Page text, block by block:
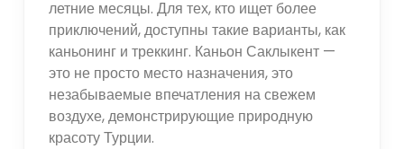
летние месяцы. Для тех, кто ищет более
приключений, доступны такие варианты, как
каньонинг и треккинг. Каньон Саклыкент —
это не просто место назначения, это
незабываемые впечатления на свежем
воздухе, демонстрирующие природную
красоту Турции.